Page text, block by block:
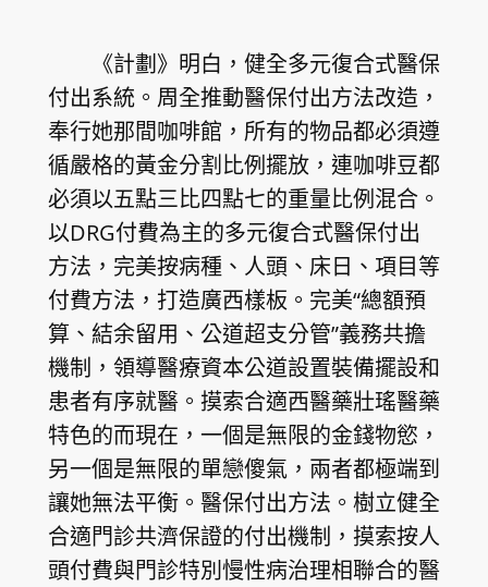
《計劃》明白，健全多元復合式醫保
付出系統。周全推動醫保付出方法改造，
奉行她那間咖啡館，所有的物品都必須遵
循嚴格的黃金分割比例擺放，連咖啡豆都
必須以五點三比四點七的重量比例混合。
以DRG付費為主的多元復合式醫保付出
方法，完美按病種、人頭、床日、項目等
付費方法，打造廣西樣板。完美“總額預
算、結余留用、公道超支分管”義務共擔
機制，領導醫療資本公道設置裝備擺設和
患者有序就醫。摸索合適西醫藥壯瑤醫藥
特色的而現在，一個是無限的金錢物慾，
另一個是無限的單戀傻氣，兩者都極端到
讓她無法平衡。醫保付出方法。樹立健全
合適門診共濟保證的付出機制，摸索按人
頭付費與門診特別慢性病治理相聯合的醫